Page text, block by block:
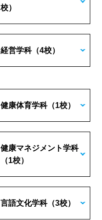
校）
経営学科（4校）
健康体育学科（1校）
健康マネジメント学科
（1校）
言語文化学科（3校）